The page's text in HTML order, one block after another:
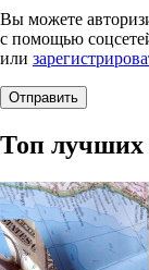
Вы можете
с помощью
или
Топ лучших